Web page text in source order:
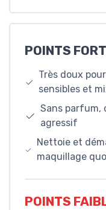
POINTS
Très doux
sensibles et
Sans parfum,
agressif
Nettoie et
maquillage
POINTS